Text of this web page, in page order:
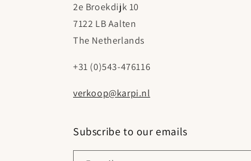
2e Broekdijk 10
7122 LB Aalten
The Netherlands
+31 (0)543-476116
verkoop@karpi.nl
Subscribe to our emails